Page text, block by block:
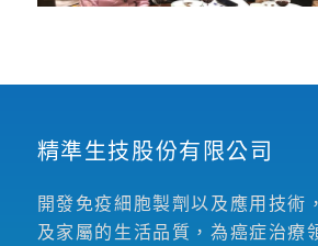
精準生技股份有限公司
開發免疫細胞製劑以及應用技術
及家屬的生活品質，為癌症治療